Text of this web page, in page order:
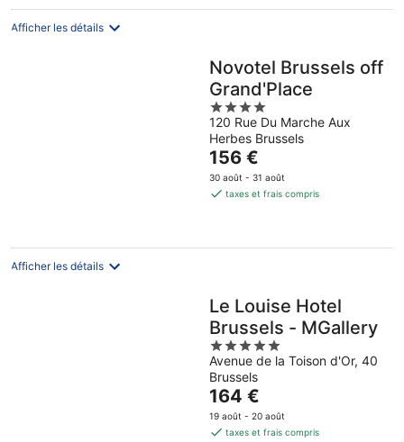
nuit
Afficher les détails
Novotel Brussels off
Grand'Place
4
out
of
5
120 Rue Du Marche Aux
Herbes Brussels
Le
prix
est
par
156 €
30 août - 31 août
taxes et frais compris
Afficher les détails
Le Louise Hotel
Brussels - MGallery
5
out
of
5
Avenue de la Toison d'Or, 40
Brussels
Le
prix
est
164 €
19 août - 20 août
taxes et frais compris